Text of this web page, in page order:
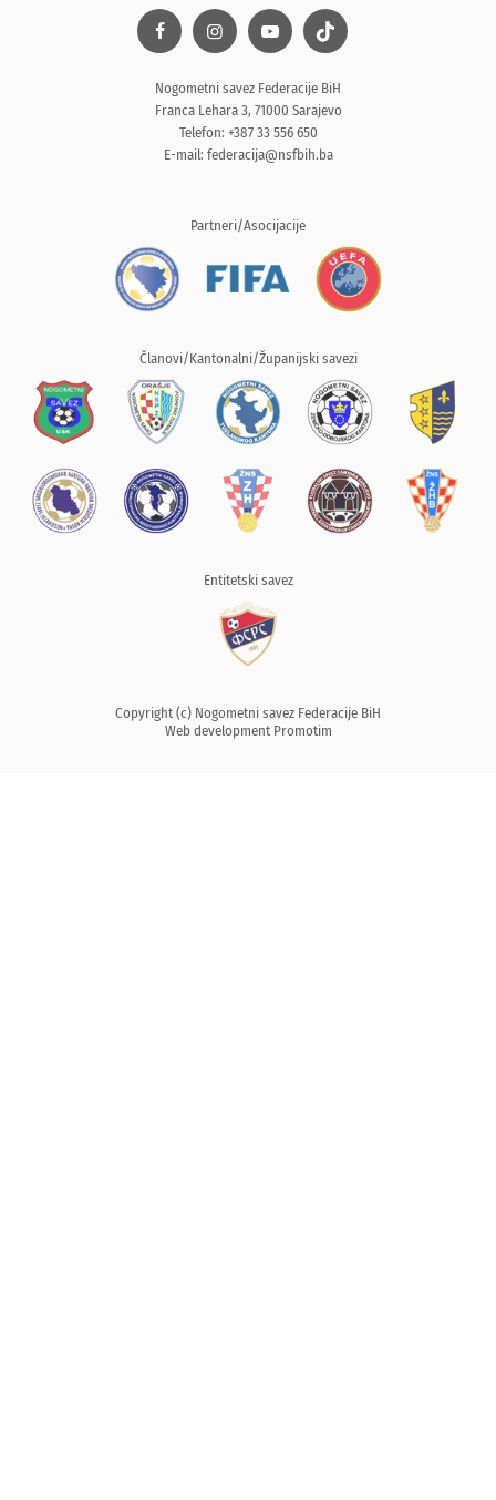
Nogometni savez Federacije BiH
Franca Lehara 3, 71000 Sarajevo
Telefon: +387 33 556 650
E-mail: federacija@nsfbih.ba
Partneri/Asocijacije
Članovi/Kantonalni/Županijski savezi
Entitetski savez
Copyright (c) Nogometni savez Federacije BiH
Web development Promotim